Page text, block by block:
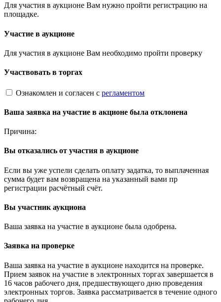
Для участия в аукционе Вам нужно пройти регистрацию на
площадке.
Участие в аукционе
Для участия в аукционе Вам необходимо пройти проверку
Участвовать в торгах
Ознакомлен и согласен с регламентом
Ваша заявка на участие в акционе была отклонена
Причина:
Вы отказались от участия в аукционе
Если вы уже успели сделать оплату задатка, то выплаченная
сумма будет вам возвращена на указанный вами пр
регистрации расчётный счёт.
Вы участник аукциона
Ваша заявка на участие в аукционе была одобрена.
Заявка на проверке
Ваша заявка на участие в аукционе находится на проверке.
Прием заявок на участие в электронных торгах завершается в
16 часов рабочего дня, предшествующего дню проведения
электронных торгов. Заявка рассматривается в течение одного